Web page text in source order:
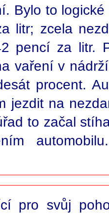
Bylo to
litr; zcela
pencí za litr.
vaření v
procent.
jezdit na
to začal
pro svůj